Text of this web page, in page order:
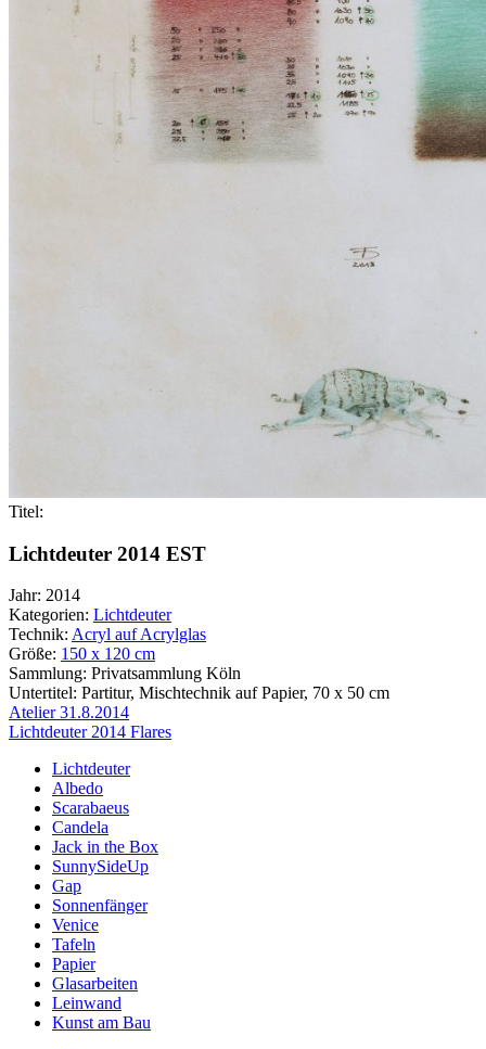
Titel:
Lichtdeuter 2014 EST
Jahr: 2014
Kategorien: Lichtdeuter
Technik: Acryl auf Acrylglas
Größe: 150 x 120 cm
Sammlung: Privatsammlung Köln
Untertitel: Partitur, Mischtechnik auf Papier, 70 x 50 cm
Beitragsnavigation
Atelier 31.8.2014
Lichtdeuter 2014 Flares
Lichtdeuter
Albedo
Scarabaeus
Candela
Jack in the Box
SunnySideUp
Gap
Sonnenfänger
Venice
Tafeln
Papier
Glasarbeiten
Leinwand
Kunst am Bau